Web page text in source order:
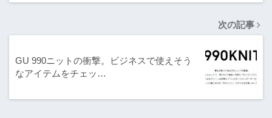
次の記事
GU 990ニットの衝撃。ビジネスで使えそう
なアイテムをチェッ…